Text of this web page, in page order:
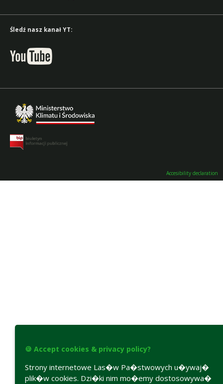
Śledź nasz kanał YT:
Accesibility declaration
🍪 Accept cookies & privacy policy?
Strony internetowe Las�w Pa�stwowych u�ywaj�
plik�w cookies. Dzi�ki nim mo�emy dostosowywa�